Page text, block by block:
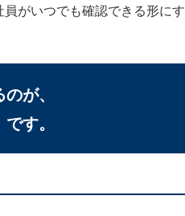
がいつでも確認できる形にす
が、
す。